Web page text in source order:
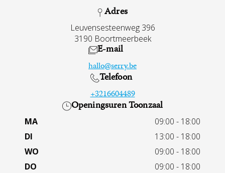
Adres
Leuvensesteenweg 396
3190 Boortmeerbeek
E-mail
hallo@serry.be
Telefoon
+3216604489
Openingsuren Toonzaal
MA
09:00 - 18:00
DI
13:00 - 18:00
WO
09:00 - 18:00
DO
09:00 - 18:00